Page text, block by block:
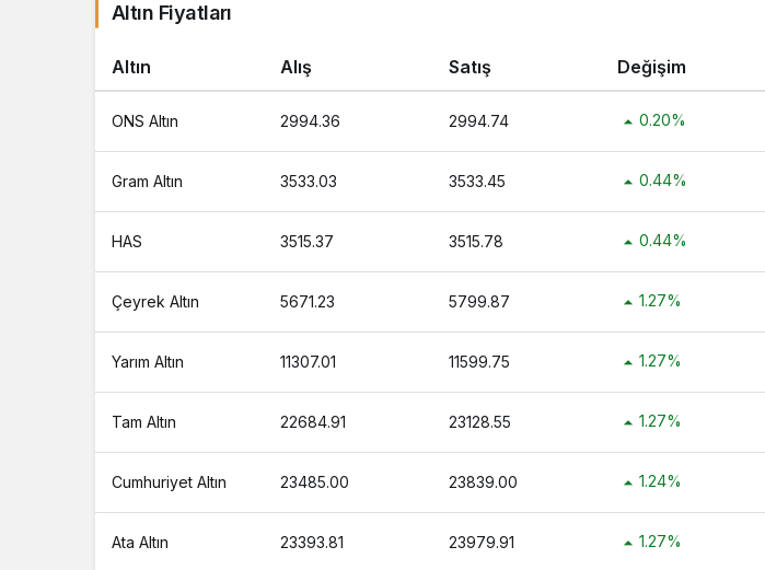
güncellemeler için doğru adrestesiniz..
1 Gram Altın Ne Kadar 1 Gram Altın Kaç TL ?
1 Cumhuriyet Altın Ne Kadar 1 Gram Altın Kaç TL ?
1 Ons Altın Ne Kadar 1 Tam Altın Kaç TL ?
Altın Fiyatları
Altın Alış Satış Değişim
ONS Altın 2994.36 2994.74 0.20%
Gram Altın 3533.03 3533.45 0.44%
HAS 3515.37 3515.78 0.44%
Çeyrek Altın 5671.23 5799.87 1.27%
Yarım Altın 11307.01 11599.75 1.27%
Tam Altın 22684.91 23128.55 1.27%
Cumhuriyet Altın 23485.00 23839.00 1.24%
Ata Altın 23393.81 23979.91 1.27%